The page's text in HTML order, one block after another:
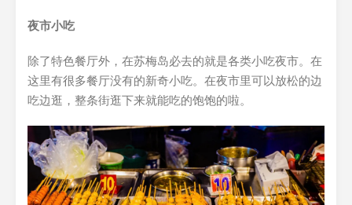
夜市小吃
除了特色餐厅外，在苏梅岛必去的就是各类小吃夜市。在
这里有很多餐厅没有的新奇小吃。在夜市里可以放松的边
吃边逛，整条街逛下来就能吃的饱饱的啦。